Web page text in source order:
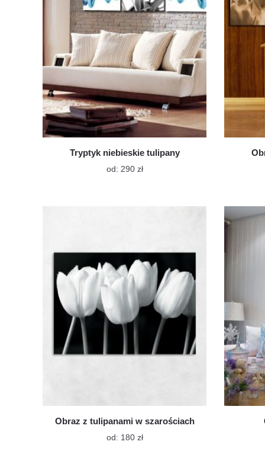
na
stronie
produktu
Tryptyk niebieskie tulipany
od: 290 złTen
wybrać
stronie
produktu
Obraz z tulipanami w szarościach
od: 180 złTen